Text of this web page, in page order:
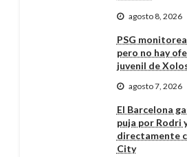
agosto 8, 2026
PSG
pero no hay
juvenil de
agosto 7, 2026
El Barcelona
puja por Rodri
directamente
City